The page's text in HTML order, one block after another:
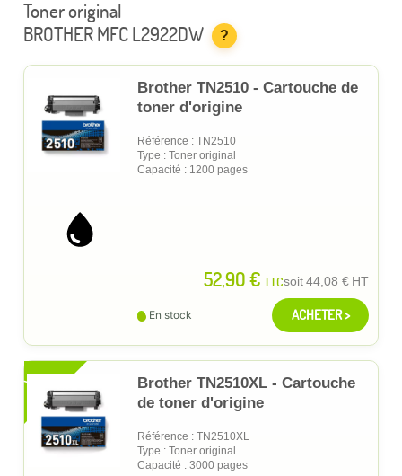
Toner original
BROTHER MFC L2922DW
?
Brother TN2510 - Cartouche de
toner d'origine
Référence : TN2510
Type : Toner original
Capacité : 1200 pages
52,90 € TTCsoit44,08 € HT
En stock ACHETER >
XL
Brother TN2510XL - Cartouche
de toner d'origine
Référence : TN2510XL
Type : Toner original
Capacité : 3000 pages